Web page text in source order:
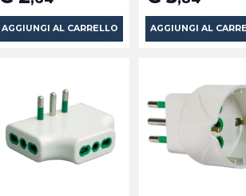
AGGIUNGI AL CARRELLO AGGIUNGI AL